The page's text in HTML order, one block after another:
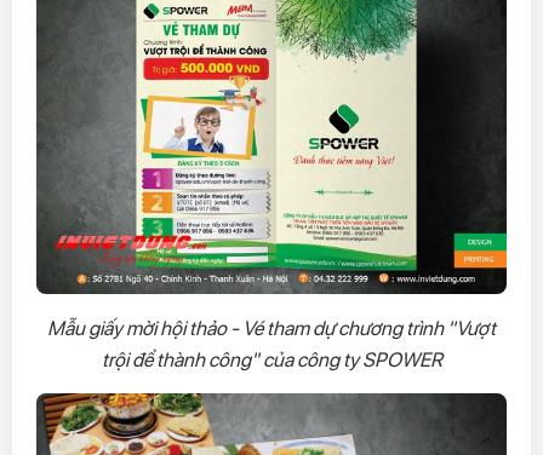
Mẫu giấy mời hội thảo - Vé tham dự chương trình "Vượt
trội để thành công" của công ty SPOWER